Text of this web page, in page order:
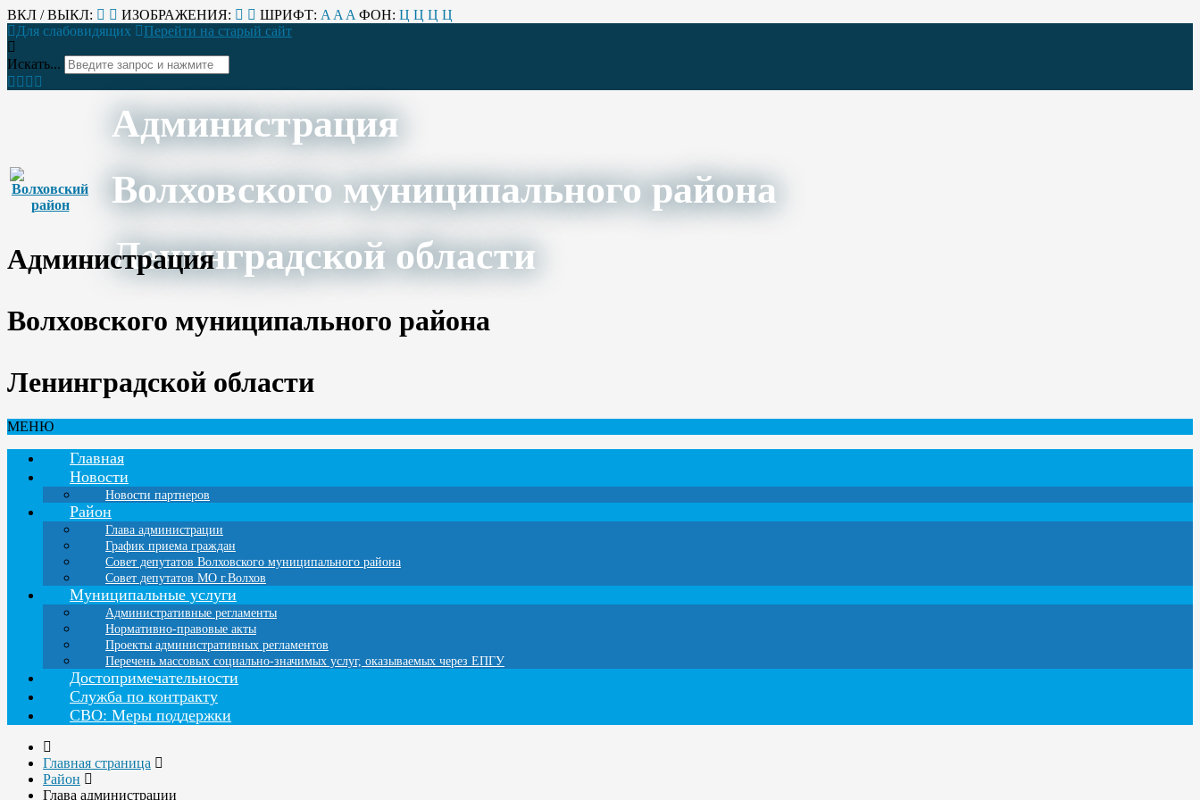
ВКЛ / ВЫКЛ: ИЗОБРАЖЕНИЯ: ШРИФТ: A A A ФОН: Ц Ц Ц Ц
Для слабовидящих
Перейти на старый сайт
Искать...
Администрация
Волховского муниципального района
Ленинградской области
Администрация
Волховского муниципального района
Ленинградской области
МЕНЮ
Главная
Новости
Новости партнеров
Район
Глава администрации
График приема граждан
Совет депутатов Волховского муниципального района
Совет депутатов МО г.Волхов
Муниципальные услуги
Административные регламенты
Нормативно-правовые акты
Проекты административных регламентов
Перечень массовых социально-значимых услуг, оказываемых через ЕПГУ
Достопримечательности
Служба по контракту
СВО: Меры поддержки
Главная страница
Район
Глава администрации